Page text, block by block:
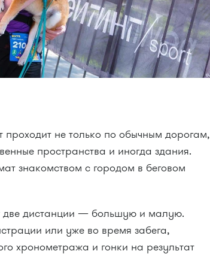
не только по обычным дорогам,
пространства и иногда здания.
знакомством с городом в беговом
две дистанции — большую и малую.
или уже во время забега,
хронометража и гонки на результат